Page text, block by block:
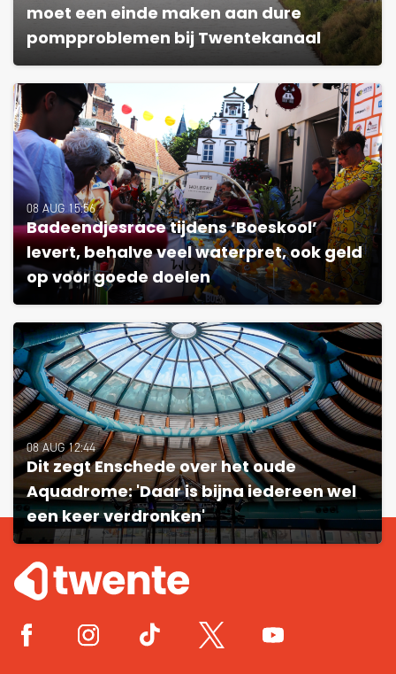
moet een einde maken aan dure
pompproblemen bij Twentekanaal
08 AUG 15:56
Badeendjesrace tijdens ‘Boeskool’
levert, behalve veel waterpret, ook geld
op voor goede doelen
08 AUG 12:44
Dit zegt Enschede over het oude
Aquadrome: 'Daar is bijna iedereen wel
een keer verdronken'